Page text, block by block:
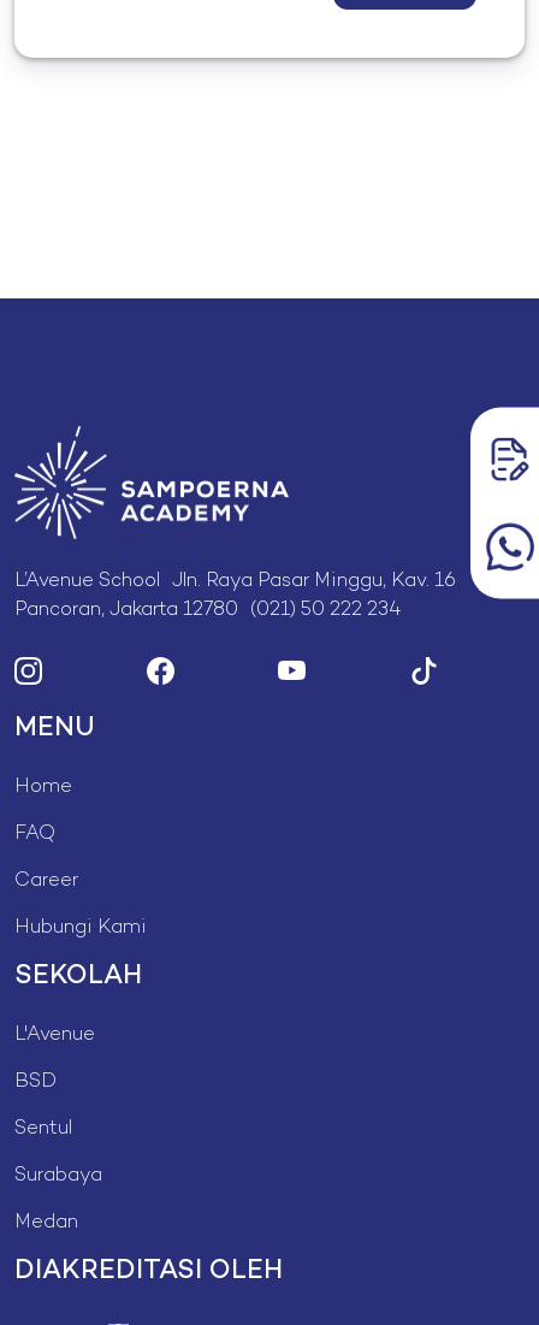
L’Avenue School Jln. Raya Pasar Minggu, Kav. 16
Pancoran, Jakarta 12780 (021) 50 222 234
MENU
Home
FAQ
Career
Hubungi Kami
SEKOLAH
L'Avenue
BSD
Sentul
Surabaya
Medan
DIAKREDITASI OLEH